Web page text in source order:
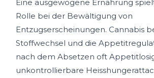
Eine ausgewogene Ernährung
Rolle bei der Bewältigung von
Entzugserscheinungen. Cannabis
Stoffwechsel und die
nach dem Absetzen oft
unkontrollierbare